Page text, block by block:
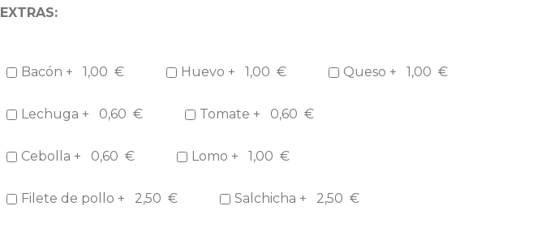
EXTRAS:
Bacón + 1,00 € Huevo + 1,00 € Queso + 1,00 €
Lechuga + 0,60 € Tomate + 0,60 €
Cebolla + 0,60 € Lomo + 1,00 €
Filete de pollo + 2,50 € Salchicha + 2,50 €